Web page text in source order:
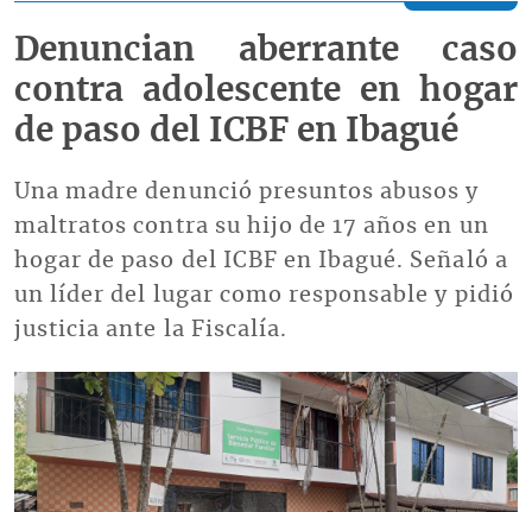
Denuncian aberrante caso
contra adolescente en hogar
de paso del ICBF en Ibagué
Una madre denunció presuntos abusos y
maltratos contra su hijo de 17 años en un
hogar de paso del ICBF en Ibagué. Señaló a
un líder del lugar como responsable y pidió
justicia ante la Fiscalía.
Imagen